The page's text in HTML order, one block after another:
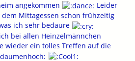
angekommen
Leider
Mittagessen schon frühzeitig
ich sehr bedaure
bei allen Heinzelmännchen
wieder ein tolles Treffen auf die